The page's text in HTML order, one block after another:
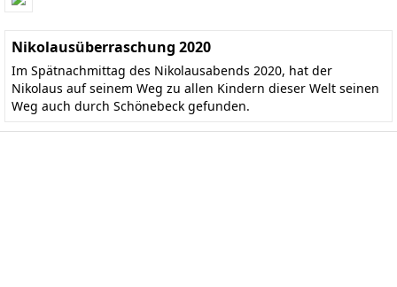
Nikolausüberraschung 2020
Im Spätnachmittag des Nikolausabends 2020, hat der
Nikolaus auf seinem Weg zu allen Kindern dieser Welt seinen
Weg auch durch Schönebeck gefunden.